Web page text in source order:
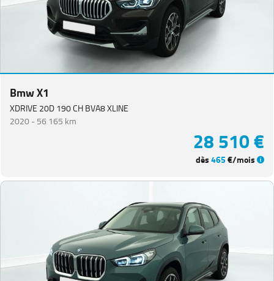
Bmw X1
XDRIVE 20D 190 CH BVA8 XLINE
2020 -56 165 km
28 510 €
dès465€/mois